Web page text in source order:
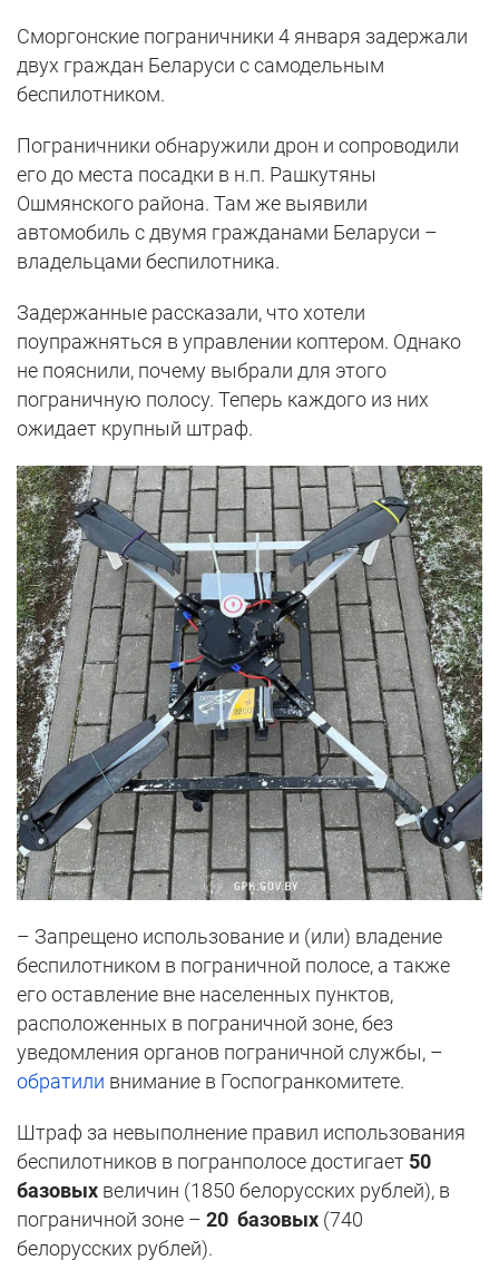
Сморгонские пограничники 4 января задержали
двух граждан Беларуси с самодельным
беспилотником.
Пограничники обнаружили дрон и сопроводили
его до места посадки в н.п. Рашкутяны
Ошмянского района. Там же выявили
автомобиль с двумя гражданами Беларуси –
владельцами беспилотника.
Задержанные рассказали, что хотели
поупражняться в управлении коптером. Однако
не пояснили, почему выбрали для этого
пограничную полосу. Теперь каждого из них
ожидает крупный штраф.
– Запрещено использование и (или) владение
беспилотником в пограничной полосе, а также
его оставление вне населенных пунктов,
расположенных в пограничной зоне, без
уведомления органов пограничной службы, –
обратили внимание в Госпогранкомитете.
Штраф за невыполнение правил использования
беспилотников в погранполосе достигает 50
базовых величин (1850 белорусских рублей), в
пограничной зоне – 20 базовых (740
белорусских рублей).